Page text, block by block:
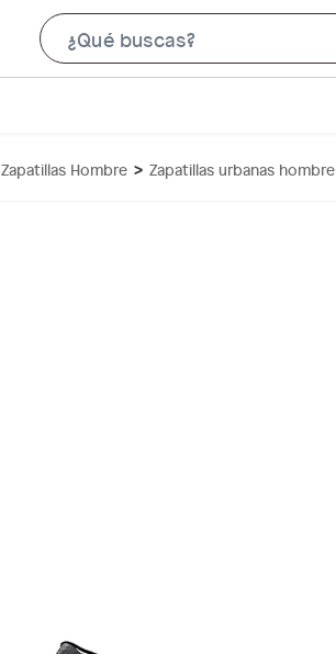
Zapatillas Hombre Zapatillas urbanas hombre